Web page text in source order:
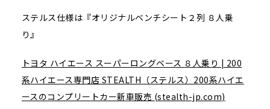
ステルス仕様は『オリジナルベンチシート２列 ８人乗
り』
トヨタ ハイエース スーパーロングベース ８人乗り | 200
系ハイエース専門店 STEALTH（ステルス）200系ハイエ
ースのコンプリートカー新車販売 (stealth-jp.com)